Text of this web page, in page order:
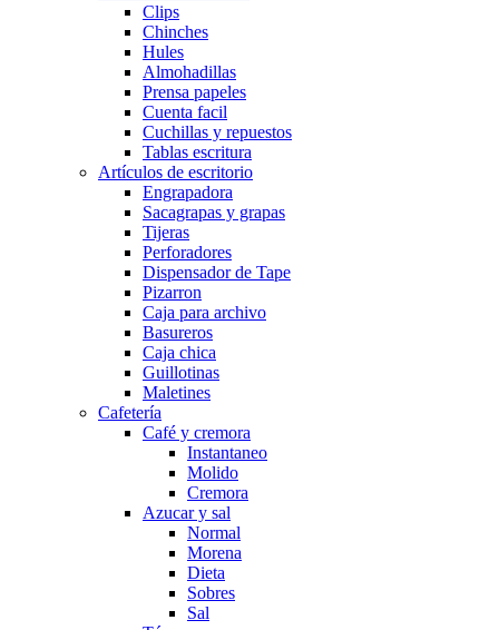
Clips
Chinches
Hules
Almohadillas
Prensa papeles
Cuenta facil
Cuchillas y repuestos
Tablas escritura
Artículos de escritorio
Engrapadora
Sacagrapas y grapas
Tijeras
Perforadores
Dispensador de Tape
Pizarron
Caja para archivo
Basureros
Caja chica
Guillotinas
Maletines
Cafetería
Café y cremora
Instantaneo
Molido
Cremora
Azucar y sal
Normal
Morena
Dieta
Sobres
Sal